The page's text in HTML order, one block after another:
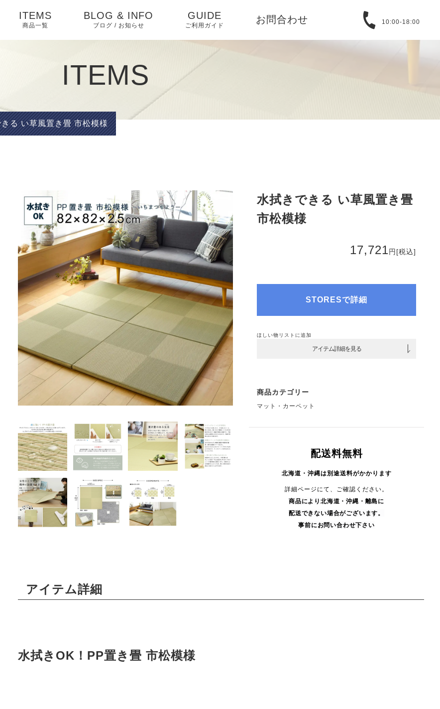
ITEMS
商品一覧
テーブル
椅子
ベッド
マットレス・敷布団
ド
ソファベッド
テレビ台
アイデア家具
マット・カーペット
ペット用品
アウトドア・ガーデ
ン
BLOG & INFO
ブログ / お知らせ
相互リンク
ピックアップ
GUIDE
ご利用ガイド
プライバシーポリシ
お問合わせ 10:00-18:00
ITEMS
る い草風置き畳 市松模様
水拭きできる い草風置き畳
市松模様
17,721円 [税込]
STORESで詳細
ほしい物リストに追加
アイテム詳細を見る
商品カテゴリー
マット・カーペット
配送料無料
北海道・沖縄は別途送料がかかります
詳細ページにて、ご確認ください。
商品により 北海道・沖縄・ 離島に
配送できない場合がございます。
事前にお問い合わせ下さい
アイテム詳細
水拭きOK！PP置き畳 市松模様